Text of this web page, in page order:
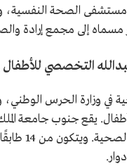
الصحة النفسية،
التخصصي
في وزارة الحرس الوطني،
يقع جنوب جامعة
عبدالعزيز